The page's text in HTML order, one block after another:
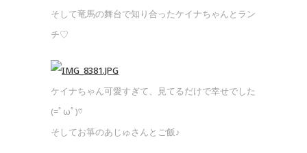
そして竜馬の舞台で知り合ったケイナちゃんとラン
チ♡
ケイナちゃん可愛すぎて、見てるだけで幸せでした
(=ﾟωﾟ)♡
そしてお箏のあじゅさんとご飯♪